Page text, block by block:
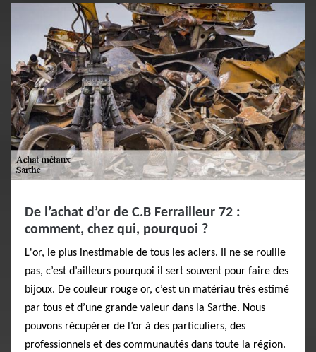
De l’achat d’or de C.B Ferrailleur 72 :
comment, chez qui, pourquoi ?
L'or, le plus inestimable de tous les aciers. Il ne se rouille
pas, c’est d’ailleurs pourquoi il sert souvent pour faire des
bijoux. De couleur rouge or, c’est un matériau très estimé
par tous et d’une grande valeur dans la Sarthe. Nous
pouvons récupérer de l’or à des particuliers, des
professionnels et des communautés dans toute la région.